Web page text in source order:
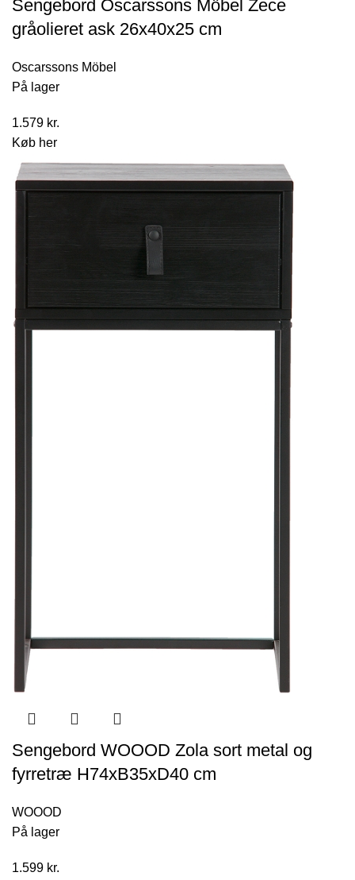
Sengebord Oscarssons Möbel Zece
gråolieret ask 26x40x25 cm
Oscarssons Möbel
På lager
1.579 kr.
Køb her
Sengebord WOOOD Zola sort metal og
fyrretræ H74xB35xD40 cm
WOOOD
På lager
1.599 kr.